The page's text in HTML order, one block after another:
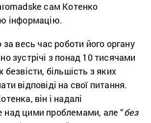
сам Котенко
інформацію.
весь час роботи його органу
зустрічі з понад 10 тисячами
безвісти, більшість з яких
відповіді на свої питання.
він і надалі
цими проблемами, але “без